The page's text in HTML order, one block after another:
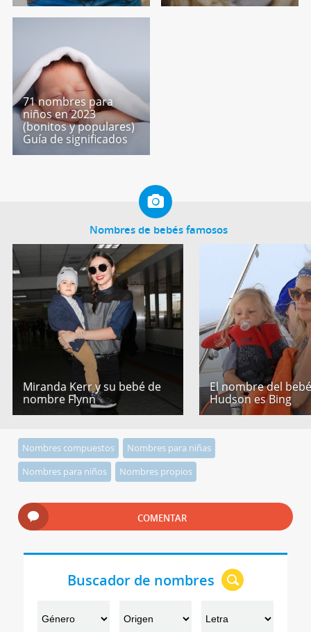
71 nombres para
niños en 2023
(bonitos y populares)
Guía de significados
Nombres de bebés famosos
Miranda Kerr y su bebé de
nombre Flynn
El nombre del
Hudson es Bing
Nombres compuestos
Nombres para niñas
Nombres para niños
Nombres propios
COMENTAR
Buscador de nombres